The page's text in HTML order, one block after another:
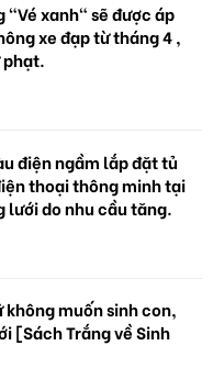
"Vé xanh" sẽ được áp
xe đạp từ tháng 4 ,
phạt.
điện ngầm lắp đặt tủ
thoại thông minh tại
lưới do nhu cầu tăng.
không muốn sinh con,
[Sách Trắng về Sinh